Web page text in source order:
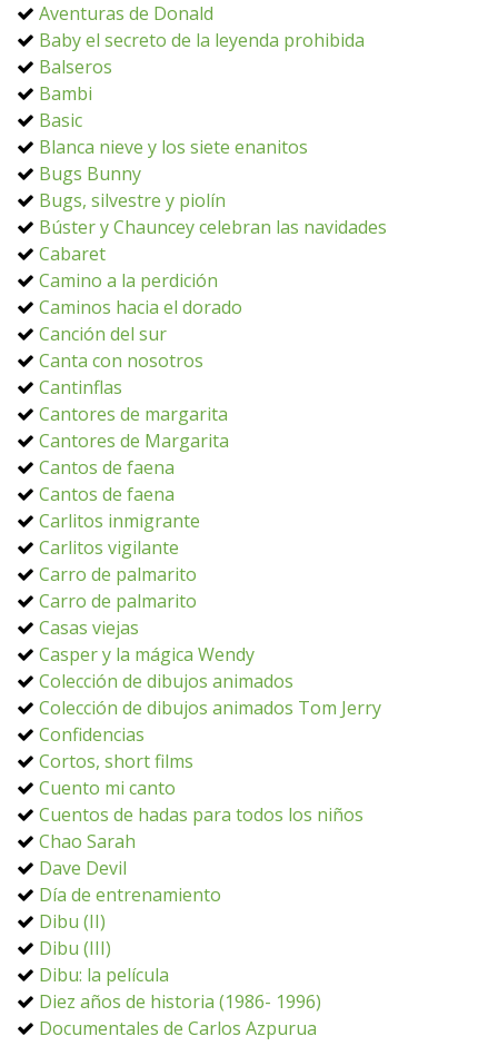
Aventuras de Donald
Baby el secreto de la leyenda prohibida
Balseros
Bambi
Basic
Blanca nieve y los siete enanitos
Bugs Bunny
Bugs, silvestre y piolín
Búster y Chauncey celebran las navidades
Cabaret
Camino a la perdición
Caminos hacia el dorado
Canción del sur
Canta con nosotros
Cantinflas
Cantores de margarita
Cantores de Margarita
Cantos de faena
Cantos de faena
Carlitos inmigrante
Carlitos vigilante
Carro de palmarito
Carro de palmarito
Casas viejas
Casper y la mágica Wendy
Colección de dibujos animados
Colección de dibujos animados Tom Jerry
Confidencias
Cortos, short films
Cuento mi canto
Cuentos de hadas para todos los niños
Chao Sarah
Dave Devil
Día de entrenamiento
Dibu (II)
Dibu (III)
Dibu: la película
Diez años de historia (1986- 1996)
Documentales de Carlos Azpurua